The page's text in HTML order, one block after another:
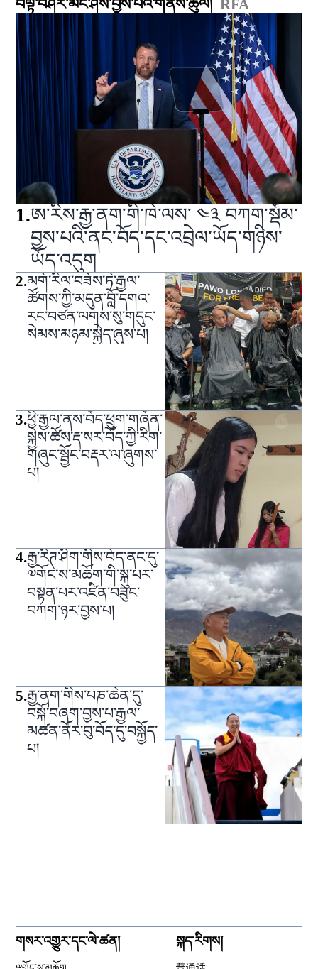
བལྟ་བཤེར་མང་ཤོས་བྱས་པའི་གནས་ཚུལ། RFA
1.ཨ་རིས་རྒྱ་ནག་གི་ཁེ་ལས་ ༤༣ བཀག་སྡོམ་
བྱས་པའི་ནང་བོད་དང་འབྲེལ་ཡོད་གཉིས་
ཡོད་འདུག
2.མགོ་རིལ་བཟོས་ཏེ་རྒྱལ་
ཚོགས་ཀྱི་མདུན་བློ་དགའ་
རང་བཙན་ལགས་སུ་གདུང་
སེམས་མཉམ་སྐྱེད་ཞུས་པ།
3.ཕྱི་རྒྱལ་ནས་བོད་ཕྲུག་གཞོན་
སྐྱེས་ཚོས་རྡ་སར་བོད་ཀྱི་རིག་
གཞུང་སྦྱོང་བརྡར་ལ་ཞུགས་
པ།
4.རྒྱ་རིཊ་ཤིག་གིས་བོད་ནང་དུ་
༧གོང་ས་མཆོག་གི་སྐུ་པར་
བསྟན་པར་འཛིན་བཟུང་
བཀག་ཉར་བྱས་པ།
5.རྒྱ་ནག་གིས་པཎ་ཆེན་དུ་
བསྐོ་བཞག་བྱས་པ་རྒྱལ་
མཚན་ནོར་བུ་བོད་དུ་བསྐྱོད་
པ།
གསར་འགྱུར་དང་ལེ་ཚན། སྐད་རིགས།